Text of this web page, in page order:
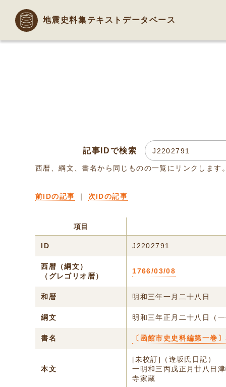
地震史料集テキストデータベース
記事IDで検索
西暦、綱文、書名から同じものの一覧にリンクします
前IDの記事 ｜ 次IDの記事
項目
ID J2202791
西暦（綱文）
（グレゴリオ暦）
1766/03/08
和暦 明和三年一月二十八日
綱文 明和三年正月二十八日（
書名 〔函館市史史料編第一
本文
[未校訂]（逢坂氏日記）
一明和三丙戌正月廿八日
寺家蔵